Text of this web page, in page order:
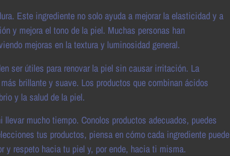
Este ingrediente no solo ayuda a mejorar la elasticidad y a
y mejora el tono de la piel. Muchas personas han
mejoras en la textura y luminosidad general.
ser útiles para renovar la piel sin causar irritación. La
brillante y suave. Los productos que combinan ácidos
y la salud de la piel.
mucho tiempo. Conolos productos adecuados, puedes
tus productos, piensa en cómo cada ingrediente puede
y respeto hacia tu piel y, por ende, hacia ti misma.